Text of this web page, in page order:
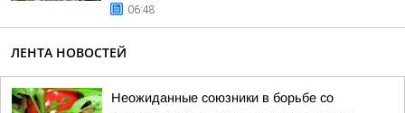
06:48
ЛЕНТА НОВОСТЕЙ
Неожиданные союзники в борьбе со